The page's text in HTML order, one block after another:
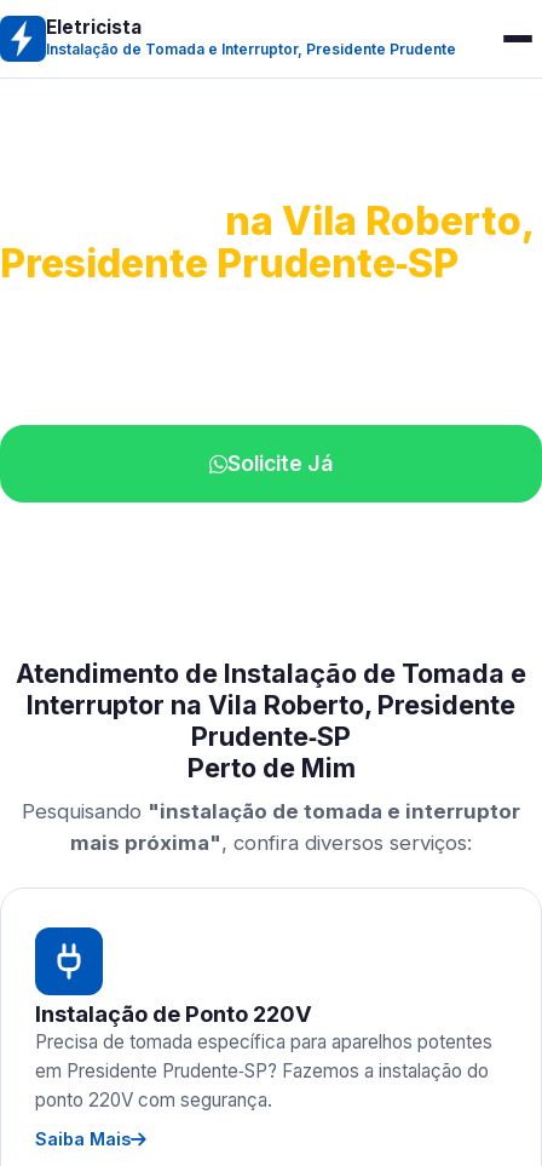
Eletricista
Instalação de Tomada e Interruptor, Presidente Prudente
na Vila Roberto,
Presidente Prudente‑SP
Solicite Já
Atendimento de Instalação de Tomada e
Interruptor na Vila Roberto, Presidente
Prudente‑SP
Perto de Mim
Pesquisando "instalação de tomada e interruptor
mais próxima", confira diversos serviços:
Instalação de Ponto 220V
Precisa de tomada específica para aparelhos potentes
em Presidente Prudente‑SP? Fazemos a instalação do
ponto 220V com segurança.
Saiba Mais